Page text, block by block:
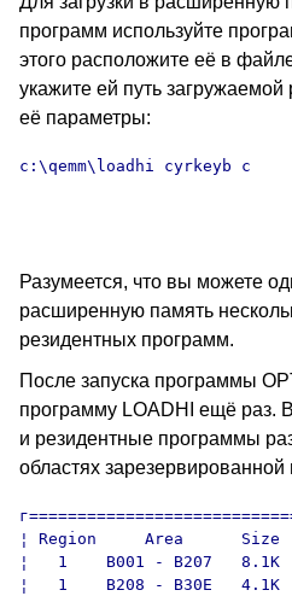
программ используйте
этого расположите её в
укажите ей путь
её параметры:
c:\qemm\loadhi cyrkeyb c
Разумеется, что вы можете
расширенную память
резидентных программ.
После запуска программы
программу LOADHI ещё раз.
и резидентные программы
областях зарезервированной
¦ Region     Area
¦   1    B001 - B207   8.1K
¦   1    B208 - B30E   4.1K